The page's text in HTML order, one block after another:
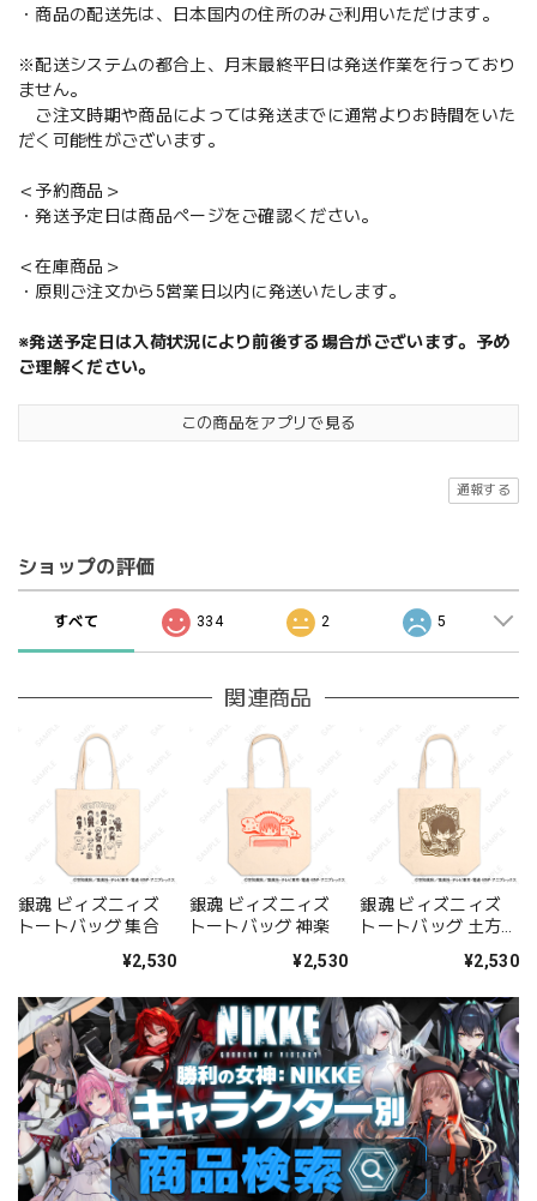
・商品の配送先は、日本国内の住所のみご利用いただけます。
※配送システムの都合上、月末最終平日は発送作業を行っており
ません。
ご注文時期や商品によっては発送までに通常よりお時間をいた
だく可能性がございます。
＜予約商品＞
・発送予定日は商品ページをご確認ください。
＜在庫商品＞
・原則ご注文から5営業日以内に発送いたします。
※発送予定日は入荷状況により前後する場合がございます。予め
ご理解ください。
この商品をアプリで見る
通報する
ショップの評価
すべて 334 2 5
関連商品
銀魂 ビィズニィズ
トートバッグ 集合
¥2,530
銀魂 ビィズニィズ
トートバッグ 神楽
¥2,530
銀魂 ビィズニィズ
トートバッグ 土方十
¥2,530